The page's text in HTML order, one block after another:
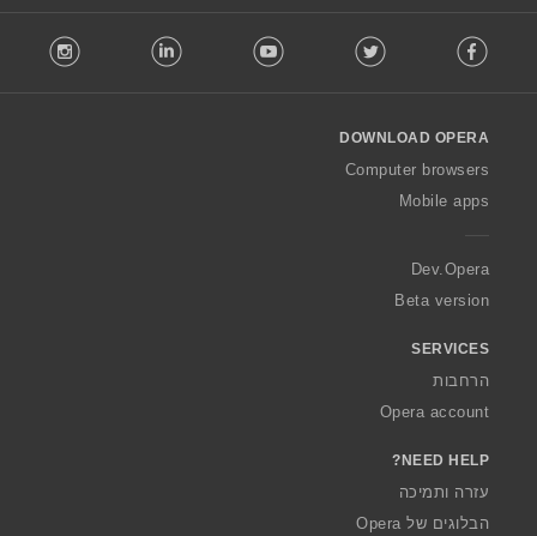
o
w
O
a
Facebook
Twitter
Youtube
LinkedIn
DOWNLOAD OPERA
Computer browsers
Mobile apps
Dev.Opera
Beta version
SERVICES
הרחבות
Opera account
NEED HELP?
עזרה ותמיכה
הבלוגים של Opera